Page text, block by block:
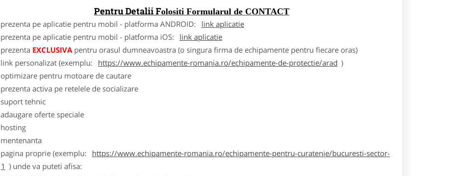
Pentru Detalii Folositi Formularul de CONTACT
prezenta pe aplicatie pentru mobil - platforma ANDROID:
link aplicatie
prezenta pe aplicatie pentru mobil - platforma iOS:
link aplicatie
prezenta EXCLUSIVApentru orasul dumneavoastra (o singura firma de echipamente pentru fiecare oras)
link personalizat (exemplu:
https://www.echipamente-romania.ro/echipamente-de-protectie/arad )
optimizare pentru motoare de cautare
prezenta activa pe retelele de socializare
suport tehnic
adaugare oferte speciale
hosting
mentenanta
pagina proprie (exemplu:
https://www.echipamente-romania.ro/echipamente-pentru-curatenie/bucuresti-sector-
1 ) unde va puteti afisa: